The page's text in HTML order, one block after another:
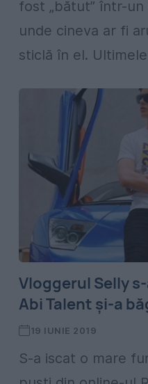
fost „bătut” într-
unde cineva ar fi
sticlă în el. Ultimele
Vloggerul Selly
Abi Talent și-a
19 IUNIE 2019
S-a iscat o mare